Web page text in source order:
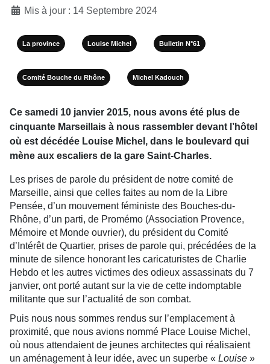
Mis à jour : 14 Septembre 2024
La province Louise Michel Bulletin N°61
Comité Bouche du Rhône Michel Kadouch
Ce samedi 10 janvier 2015, nous avons été plus de
cinquante Marseillais à nous rassembler devant l’hôtel
où est décédée Louise Michel, dans le boulevard qui
mène aux escaliers de la gare Saint-Charles.
Les prises de parole du président de notre comité de
Marseille, ainsi que celles faites au nom de la Libre
Pensée, d’un mouvement féministe des Bouches-du-
Rhône, d’un parti, de Promémo (Association Provence,
Mémoire et Monde ouvrier), du président du Comité
d’Intérêt de Quartier, prises de parole qui, précédées de la
minute de silence honorant les caricaturistes de Charlie
Hebdo et les autres victimes des odieux assassinats du 7
janvier, ont porté autant sur la vie de cette indomptable
militante que sur l’actualité de son combat.
Puis nous nous sommes rendus sur l’emplacement à
proximité, que nous avions nommé Place Louise Michel,
où nous attendaient de jeunes architectes qui réalisaient
un aménagement à leur idée, avec un superbe « Louise »